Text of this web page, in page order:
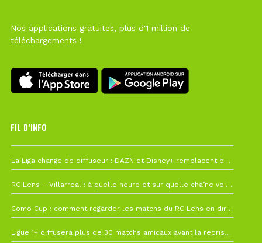
Nos applications gratuites, plus d'1 million de
téléchargements !
FIL D’INFO
La Liga change de diffuseur : DAZN et Disney+ remplacent beIN Sports !
RC Lens – Villarreal : à quelle heure et sur quelle chaîne voir la finale de la Como Cup ?
Como Cup : comment regarder les matchs du RC Lens en direct ?
Ligue 1+ diffusera plus de 30 matchs amicaux avant la reprise de la Ligue 1